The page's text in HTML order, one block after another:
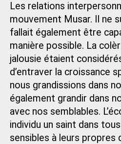
Les relations
mouvement Musar. Il ne
fallait également être
manière possible. La
jalousie étaient
d’entraver la croissance
nous grandissions dans
également grandir dans
avec nos semblables.
individu un saint dans
sensibles à leurs